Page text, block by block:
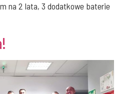
na 2 lata, 3 dodatkowe baterie